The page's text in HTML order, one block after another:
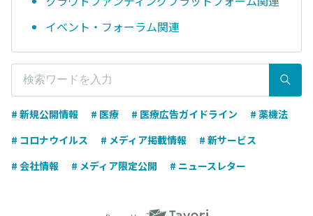
イベント・フォーラム関連
# 新規公開情報 # 医療 # 医療広告ガイドライン
# 薬機法
# コロナウイルス
# メディア掲載情報
# 新サービス
# 会社情報
# メディア限定公開 # ニュースレター